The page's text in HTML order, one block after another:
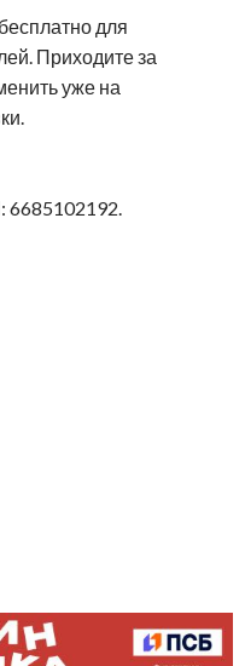
для
Приходите за
уже на